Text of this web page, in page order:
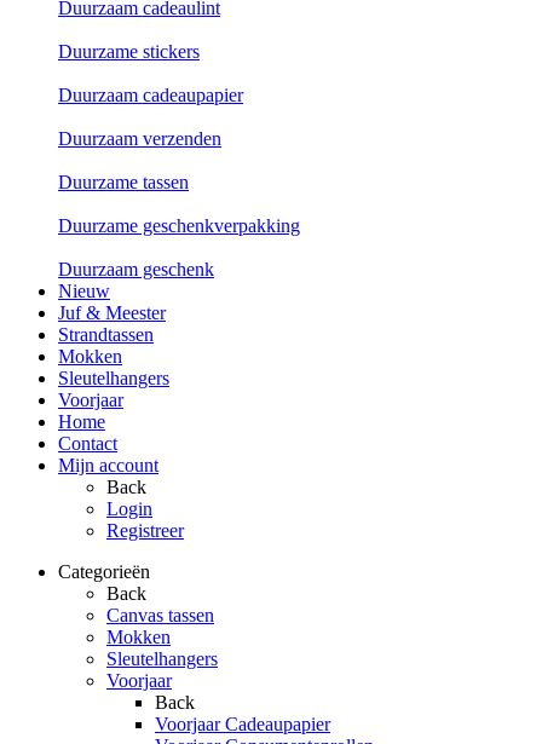
Duurzaam cadeaulint
Duurzame stickers
Duurzaam cadeaupapier
Duurzaam verzenden
Duurzame tassen
Duurzame geschenkverpakking
Duurzaam geschenk
Nieuw
Juf & Meester
Strandtassen
Mokken
Sleutelhangers
Voorjaar
Home
Contact
Mijn account
Back
Login
Registreer
Categorieën
Back
Canvas tassen
Mokken
Sleutelhangers
Voorjaar
Back
Voorjaar Cadeaupapier